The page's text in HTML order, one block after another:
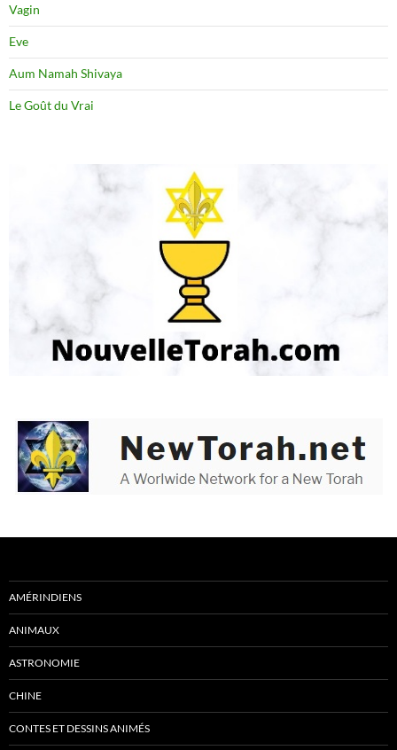
Vagin
Eve
Aum Namah Shivaya
Le Goût du Vrai
AMÉRINDIENS
ANIMAUX
ASTRONOMIE
CHINE
CONTES ET DESSINS ANIMÉS